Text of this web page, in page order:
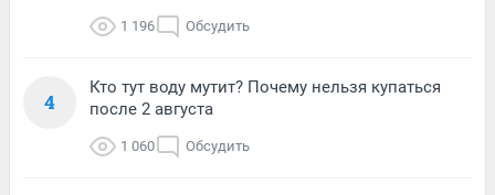
1 196 Обсудить
4
Кто тут воду мутит? Почему нельзя купаться
после 2 августа
1 060 Обсудить